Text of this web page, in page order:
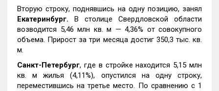
Вторую строку, поднявшись на одну позицию, занял
Екатеринбург.
В столице Свердловской области
возводится 5,46 млн кв. м — 4,36% от совокупного
объема. Прирост за три месяца достиг 350,3 тыс. кв.
м.
Санкт-Петербург, где в стройке находится 5,15 млн
кв. м жилья (4,11%), опустился на одну строку,
переместившись на третье место. По сравнению с 1